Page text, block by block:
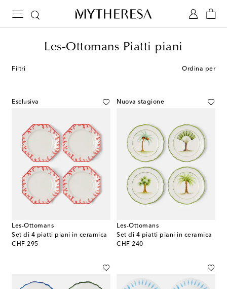
Les-Ottomans Piatti piani
Filtri Ordina per
Esclusiva
Les-Ottomans
Set di 4 piatti piani in ceramica
CHF 295
original price
Nuova stagione
Les-Ottomans
Set di 4 piatti piani in ceramica
CHF 240
original price